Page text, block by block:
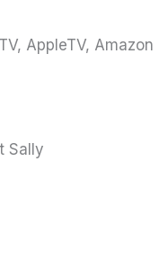
AppleTV, Amazon
Sally